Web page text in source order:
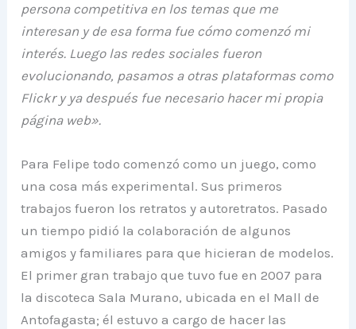
persona competitiva en los temas que me
interesan y de esa forma fue cómo comenzó mi
interés. Luego las redes sociales fueron
evolucionando, pasamos a otras plataformas como
Flickr y ya después fue necesario hacer mi propia
página web».
Para Felipe todo comenzó como un juego, como
una cosa más experimental. Sus primeros
trabajos fueron los retratos y autoretratos. Pasado
un tiempo pidió la colaboración de algunos
amigos y familiares para que hicieran de modelos.
El primer gran trabajo que tuvo fue en 2007 para
la discoteca Sala Murano, ubicada en el Mall de
Antofagasta; él estuvo a cargo de hacer las